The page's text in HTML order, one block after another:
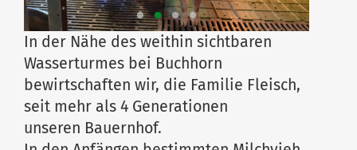
In der Nähe des weithin sichtbaren
Wasserturmes bei Buchhorn
bewirtschaften wir, die Familie Fleisch,
seit mehr als 4 Generationen
unseren Bauernhof.